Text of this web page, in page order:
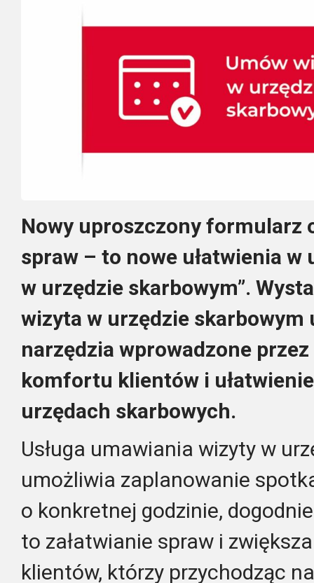
Nowy uproszczony formularz
spraw – to nowe ułatwienia w
w urzędzie skarbowym”.
wizyta w urzędzie skarbowym
narzędzia wprowadzone
komfortu klientów i
urzędach skarbowych.
Usługa umawiania wizyty w
umożliwia zaplanowanie
o konkretnej godzinie,
to załatwianie spraw i
klientów, którzy przychodząc